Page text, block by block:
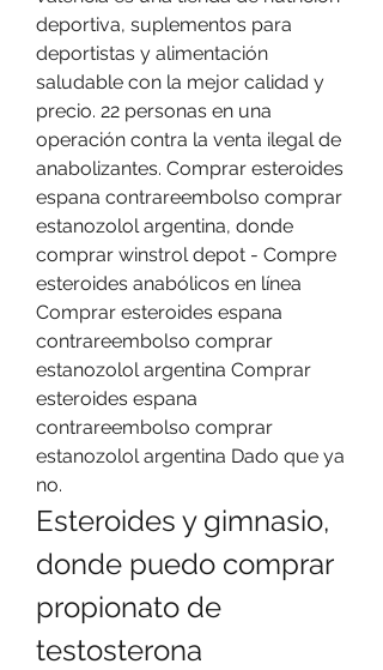
deportiva, suplementos para
deportistas y alimentación
saludable con la mejor calidad y
precio. 22 personas en una
operación contra la venta ilegal de
anabolizantes. Comprar esteroides
espana contrareembolso comprar
estanozolol argentina, donde
comprar winstrol depot - Compre
esteroides anabólicos en línea
Comprar esteroides espana
contrareembolso comprar
estanozolol argentina Comprar
esteroides espana
contrareembolso comprar
estanozolol argentina Dado que ya
no.
Esteroides y gimnasio,
donde puedo comprar
propionato de
testosterona